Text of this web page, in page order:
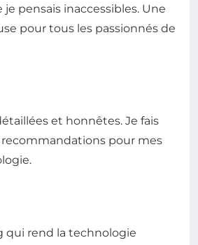
pensais inaccessibles. Une
pour tous les passionnés de
et honnêtes. Je fais
pour mes
qui rend la technologie